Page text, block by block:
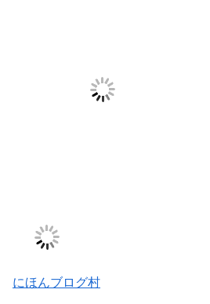
にほんブログ村